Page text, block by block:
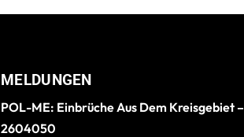
MELDUNGEN
POL-ME: Einbrüche Aus Dem Kreisgebiet –
2604050